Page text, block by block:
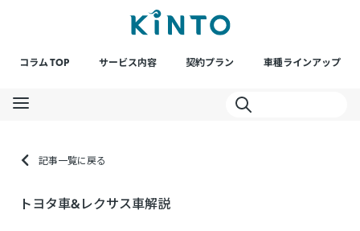
コラム TOP サービス内容 契約プラン 車種ラインアップ
記事一覧に戻る
トヨタ車&レクサス車解説